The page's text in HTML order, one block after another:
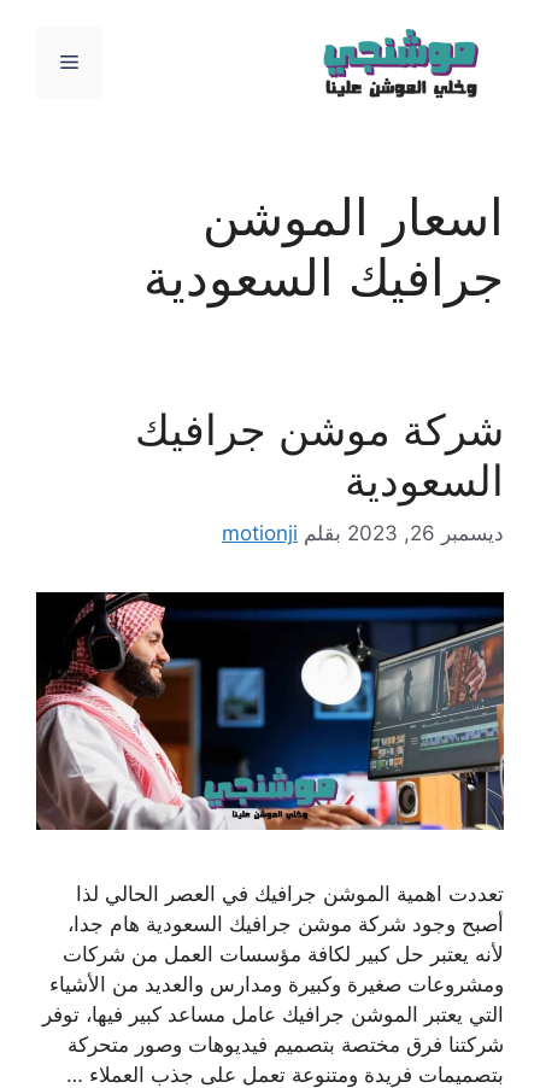
المحتوى
القائمة
اسعار الموشن
جرافيك السعودية
شركة موشن جرافيك
السعودية
ديسمبر 26, 2023 بقلم motionji
تعددت اهمية الموشن جرافيك في العصر الحالي لذا
أصبح وجود شركة موشن جرافيك السعودية هام جدا،
لأنه يعتبر حل كبير لكافة مؤسسات العمل من شركات
ومشروعات صغيرة وكبيرة ومدارس والعديد من الأشياء
التي يعتبر الموشن جرافيك عامل مساعد كبير فيها، توفر
شركتنا فرق مختصة بتصميم فيديوهات وصور متحركة
بتصميمات فريدة ومتنوعة تعمل على جذب العملاء …